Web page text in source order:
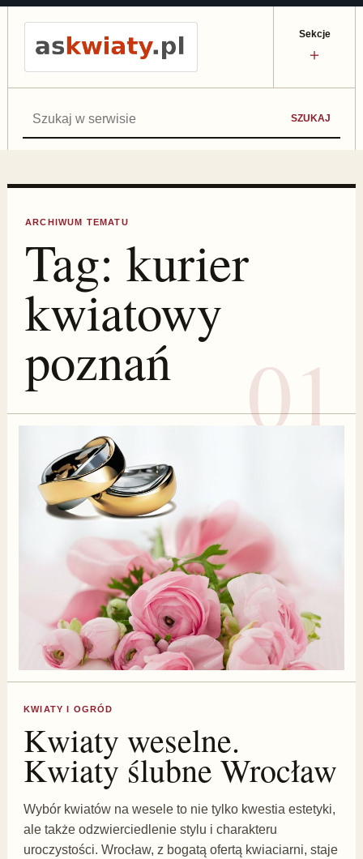
SZUKAJ
Sekcje
＋
ARCHIWUM TEMATU
Tag: kurier
kwiatowy
poznań
KWIATY I OGRÓD
Kwiaty weselne.
Kwiaty ślubne Wrocław
Wybór kwiatów na wesele to nie tylko kwestia estetyki,
ale także odzwierciedlenie stylu i charakteru
uroczystości. Wrocław, z bogatą ofertą kwiaciarni, staje